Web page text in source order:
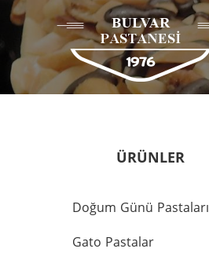
ÜRÜNLER
Doğum Günü Pastaları
Gato Pastalar